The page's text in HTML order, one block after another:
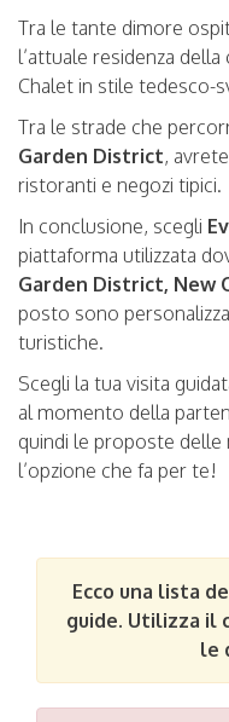
Tra le tante dimore
l’attuale residenza
Chalet in stile tedesco-
Tra le strade che
Garden District,
ristoranti e negozi tipici.
In conclusione, scegli
piattaforma utilizzata
Garden District, New
posto sono
turistiche.
Scegli la tua visita
al momento della
quindi le proposte delle
l’opzione che fa per te!
Ecco una lista
guide. Utilizza il
le